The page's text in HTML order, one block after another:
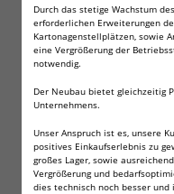
Durch das stetige Wachstum
erforderlichen Erweiterungen
Kartonagenstellplätzen, sowie
eine Vergrößerung der
notwendig.
Der Neubau bietet gleichzeitig
Unternehmens.
Unser Anspruch ist es, unsere
positives Einkaufserlebnis zu
großes Lager, sowie
Vergrößerung und
dies technisch noch besser
Diese Batterien sind
Technische Daten:
3V, 280 mAh!
Baugröße CR2430,
Diese Lithium
Verwendung in: